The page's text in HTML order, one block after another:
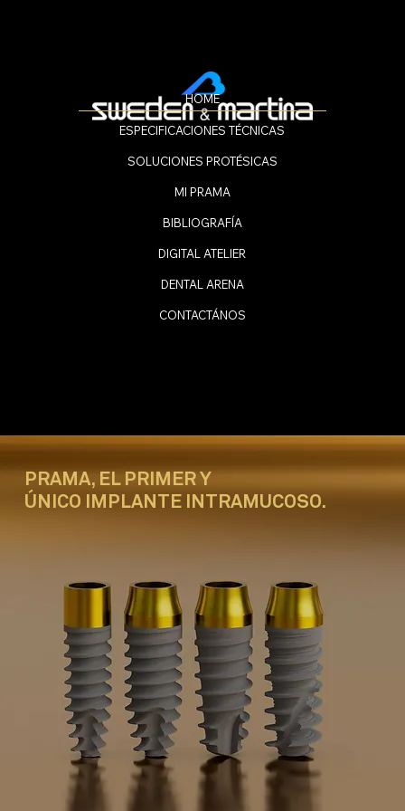
HOME
ESPECIFICACIONES TÉCNICAS
SOLUCIONES PROTÉSICAS
MI PRAMA
BIBLIOGRAFÍA
DIGITAL ATELIER
DENTAL ARENA
CONTACTÁNOS
PRAMA, EL PRIMER Y
ÚNICO IMPLANTE INTRAMUCOSO.